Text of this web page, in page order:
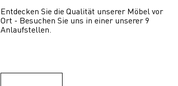
Entdecken Sie die Qualität unserer Möbel vor
Ort - Besuchen Sie uns in einer unserer 9
Anlaufstellen.